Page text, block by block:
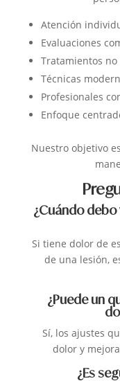
Atención
Evaluaciones
Tratamientos no
Técnicas
Profesionales
Enfoque
Nuestro objetivo
¿Cuándo
Si tiene dolor de
de una lesión,
¿Puede un
Sí, los ajustes
dolor y
¿Es